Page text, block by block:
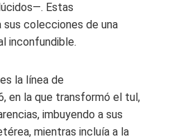
Estas
colecciones de una
inconfundible.
la línea de
en la que transformó el tul,
imbuyendo a sus
mientras incluía a la